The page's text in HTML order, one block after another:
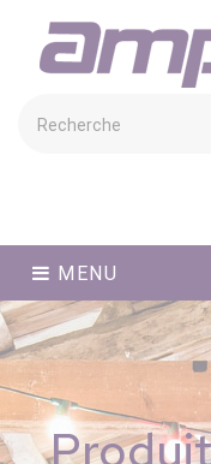
MENU
Cookies management